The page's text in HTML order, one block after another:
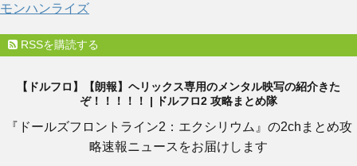
モンハンライズ
RSSを購読する
【ドルフロ】【朗報】ヘリックス専用のメンタル映写の紹介きた
ぞ！！！！！ | ドルフロ2 攻略まとめ隊
『ドールズフロントライン2：エクシリウム』の2chまとめ攻
略速報ニュースをお届けします